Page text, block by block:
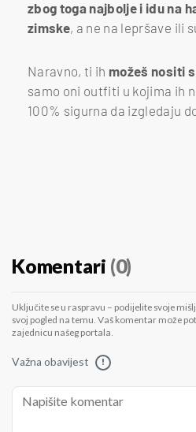
zbog toga najbolje i idu na
zimske, a ne na lepršave ili
Naravno, ti ih možeš nositi
samo oni outfiti u kojima ih
100% sigurna da izgledaju
Komentari (0)
Uključite se u raspravu – podijelite svoje
svoj pogled na temu. Vaš komentar može
zajednicu našeg portala.
Važna obavijest !